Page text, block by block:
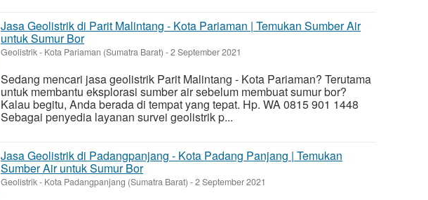
Jasa Geolistrik di Parit Malintang - Kota Pariaman | Temukan Sumber Air
untuk Sumur Bor
Geolistrik- Kota Pariaman (Sumatra Barat) -2 September 2021
Sedang mencari jasa geolistrik Parit Malintang - Kota Pariaman? Terutama
untuk membantu eksplorasi sumber air sebelum membuat sumur bor?
Kalau begitu, Anda berada di tempat yang tepat. Hp. WA 0815 901 1448
Sebagai penyedia layanan survei geolistrik p...
Jasa Geolistrik di Padangpanjang - Kota Padang Panjang | Temukan
Sumber Air untuk Sumur Bor
Geolistrik- Kota Padangpanjang (Sumatra Barat) -2 September 2021